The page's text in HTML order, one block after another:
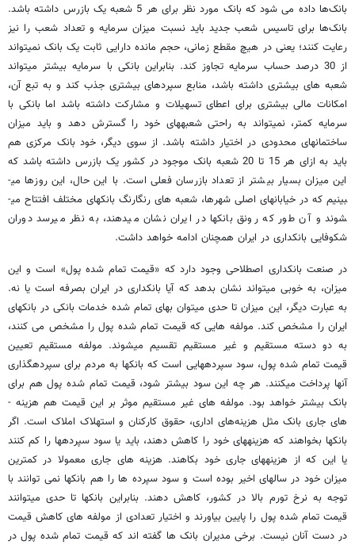
بانک‌ها داده می­ شود که بانک مورد نظر برای هر 5 شعبه یک بازرس داشته باشد.
بانک‌ها برای تاسیس شعب جدید باید نسبت میزان سرمایه و تعداد شعب را نیز
رعایت کنند؛ یعنی در هیچ مقطع زمانی، حجم مانده دارایی­ ثابت یک بانک نمی­تواند
از 30 درصد حساب سرمایه تجاوز کند. بنابراین بانکی با سرمایه بیشتر می­تواند
شعبه ­های بیشتری داشته باشد، منابع سپرده­ای بیشتری جذب کند و به تبع آن،
امکانات مالی بیشتری برای اعطای تسهیلات و مشارکت داشته باشد اما بانکی با
سرمایه کمتر، نمی­تواند به راحتی شعبه­های خود را گسترش دهد و باید میزان
ساختمانهای محدودی در اختیار داشته باشد. از سوی دیگر، خود بانک مرکزی هم
باید به ازای هر 15 تا 20 شعبه بانک موجود در کشور یک بازرس داشته باشد که
این میزان بسیار بیشتر از تعداد بازرسان فعلی است. با این حال، این روزها می­
بینیم که در خیابانهای اصلی شهرها، شعبه­­ های رنگارنگ بانکهای مختلف افتتاح می­
شوند و آن طور که رونق بانکها در ایران نشان می­دهند، به نظر می­رسد دوران
شکوفایی بانکداری در ایران همچنان ادامه خواهد داشت.
در صنعت بانکداری اصطلاحی وجود دارد که «قیمت تمام شده پول» است و این
میزان، به خوبی می­تواند نشان بدهد که آیا بانکداری در ایران بصرفه است یا نه.
به عبارت دیگر، این میزان تا حدی می­توان بهای تمام شده خدمات بانکی در بانکهای
ایران را مشخص کند. مولفه­ هایی که قیمت تمام شده پول را مشخص می­ کنند،
به دو دسته مستقیم و غیر مستقیم تقسیم می­شوند. مولفه مستقیم تعیین
قیمت تمام شده پول، سود سپرده­هایی است که بانکها به مردم برای سپرده­گذاری
آنها پرداخت می­کنند. هر چه این سود بیشتر شود، قیمت تمام شده پول هم برای
بانک بیشتر خواهد بود. مولفه­ های غیر مستقیم موثر بر این قیمت هم هزینه ­
های جاری بانک مثل هزینه‌های اداری‌، حقوق کارکنان‌ و استهلاک املاک است. اگر
بانکها بخواهند که هزینه­های خود را کاهش دهند، باید یا سود سپرده­ها را کم کنند
یا این که از هزینه­های جاری خود بکاهند. هزینه­ های جاری معمولا در کمترین
میزان خود در سالهای اخیر بوده است و سود سپرده ­ها را هم بانکها نمی­ توانند با
توجه به نرخ تورم بالا در کشور، کاهش دهند. بنابراین بانکها تا حدی می­توانند
قیمت تمام شده پول را پایین بیاورند و اختیار تعدادی از مولفه ­های کاهش قیمت
در دست آنان نیست. برخی مدیران بانک ها گفته ­اند که قیمت تمام شده پول در